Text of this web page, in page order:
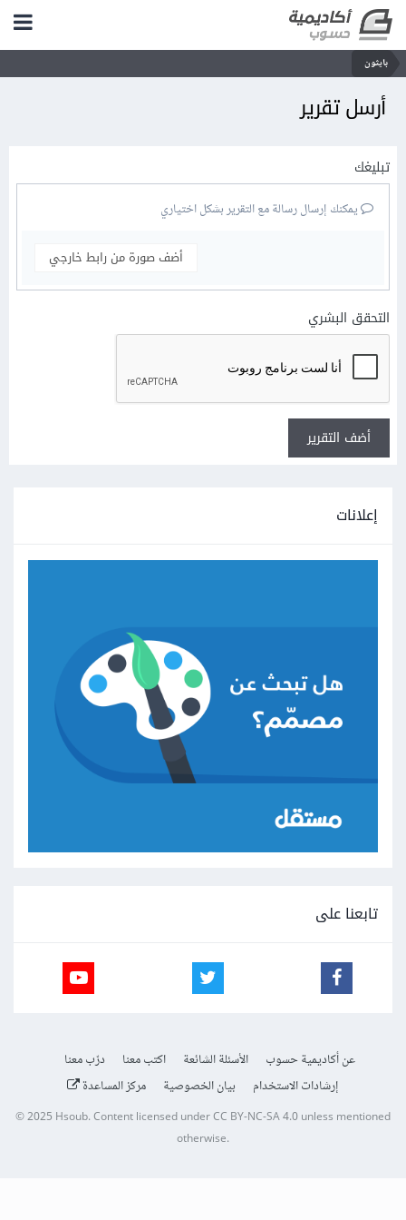
بايثون
أرسل تقرير
تبليغك
يمكنك إرسال رسالة مع التقرير بشكل اختياري
أضف صورة من رابط خارجي
التحقق البشري
أضف التقرير
إعلانات
تابعنا على
عن أكاديمية حسوب الأسئلة الشائعة اكتب معنا
درّب معنا
إرشادات الاستخدام
بيان الخصوصية مركز المساعدة
© 2025 Hsoub.Content licensed underCC BY-NC-SA 4.0unless mentioned
otherwise.